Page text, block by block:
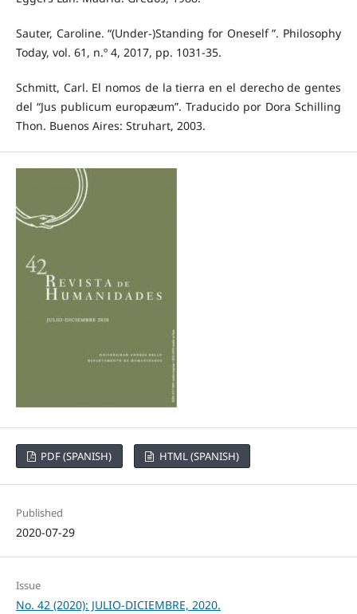
Sauter, Caroline. “(Under-)Standing for Oneself ”. Philosophy
Today, vol. 61, n.º 4, 2017, pp. 1031-35.
Schmitt, Carl. El nomos de la tierra en el derecho de gentes
del “Jus publicum europæum”. Traducido por Dora Schilling
Thon. Buenos Aires: Struhart, 2003.
PDF (SPANISH) HTML (SPANISH)
Published
2020-07-29
Issue
No. 42 (2020): JULIO-DICIEMBRE, 2020.